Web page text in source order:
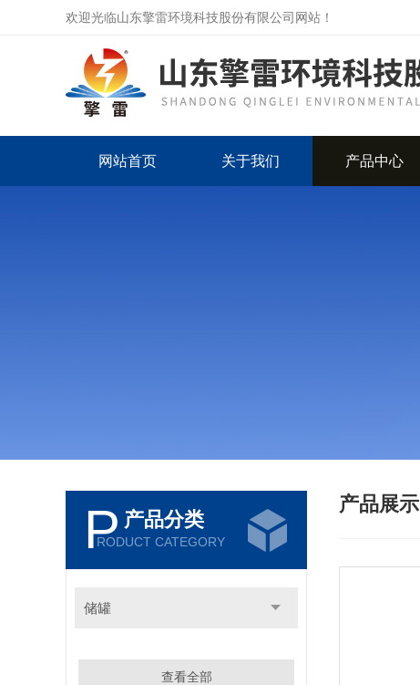
欢迎光临山东擎雷环境科技股份有限公司网站！
网站首页 关于我们 产品中心
P 产品分类
RODUCT CATEGORY
储罐
查看全部
产品展示